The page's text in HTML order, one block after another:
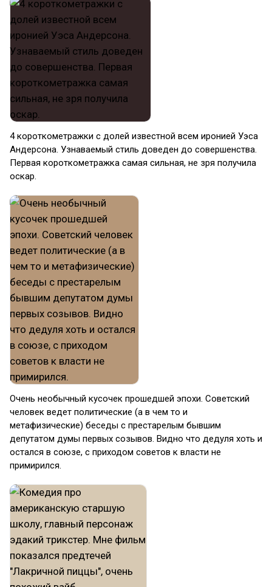
4 короткометражки с долей известной всем иронией Уэса
Андерсона. Узнаваемый стиль доведен до совершенства.
Первая короткометражка самая сильная, не зря получила
оскар.
Очень необычный кусочек прошедшей эпохи. Советский
человек ведет политические (а в чем то и
метафизические) беседы с престарелым бывшим
депутатом думы первых созывов. Видно что дедуля хоть и
остался в союзе, с приходом советов к власти не
примирился.